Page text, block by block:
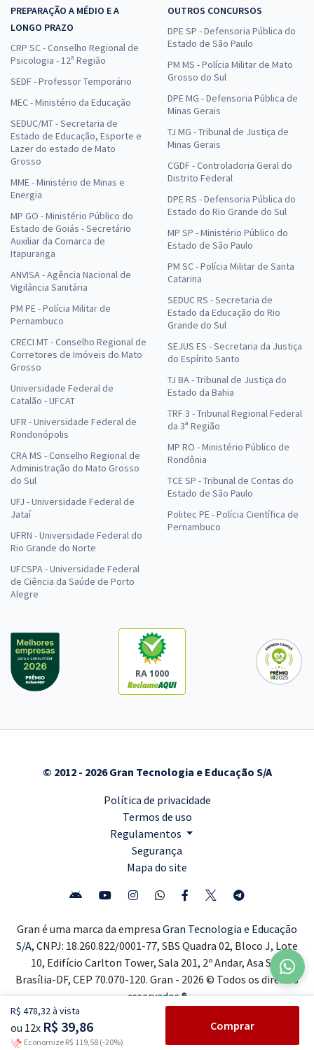
R$ 478,32 à vista
ou 12x R$ 39,86
Economize R$ 119,58 (-20%)
Comprar
PREPARAÇÃO A MÉDIO E A
LONGO PRAZO
CRP SC - Conselho Regional de
Psicologia - 12ª Região
SEDF - Professor Temporário
MEC - Ministério da Educação
SEDUC/MT - Secretaria de
Estado de Educação, Esporte e
Lazer do estado de Mato
Grosso
MME - Ministério de Minas e
Energia
MP GO - Ministério Público do
Estado de Goiás - Secretário
Auxiliar da Comarca de
Itapuranga
ANVISA - Agência Nacional de
Vigilância Sanitária
PM PE - Polícia Militar de
Pernambuco
CRECI MT - Conselho Regional de
Corretores de Imóveis do Mato
Grosso
Universidade Federal de
Catalão - UFCAT
UFR - Universidade Federal de
Rondonópolis
CRA MS - Conselho Regional de
Administração do Mato Grosso
do Sul
UFJ - Universidade Federal de
Jataí
UFRN - Universidade Federal do
Rio Grande do Norte
UFCSPA - Universidade Federal
de Ciência da Saúde de Porto
Alegre
OUTROS CONCURSOS
DPE SP - Defensoria Pública do
Estado de São Paulo
PM MS - Polícia Militar de Mato
Grosso do Sul
DPE MG - Defensoria Pública de
Minas Gerais
TJ MG - Tribunal de Justiça de
Minas Gerais
CGDF - Controladoria Geral do
Distrito Federal
DPE RS - Defensoria Pública do
Estado do Rio Grande do Sul
MP SP - Ministério Público do
Estado de São Paulo
PM SC - Polícia Militar de Santa
Catarina
SEDUC RS - Secretaria de
Estado da Educação do Rio
Grande do Sul
SEJUS ES - Secretaria da Justiça
do Espírito Santo
TJ BA - Tribunal de Justiça do
Estado da Bahia
TRF 3 - Tribunal Regional Federal
da 3ª Região
MP RO - Ministério Público de
Rondônia
TCE SP - Tribunal de Contas do
Estado de São Paulo
Politec PE - Polícia Científica de
Pernambuco
RA 1000
© 2012 - 2026 Gran Tecnologia e Educação S/A
Política de privacidade
Termos de uso
Regulamentos
Segurança
Mapa do site
Gran é uma marca da empresa Gran Tecnologia e Educação
S/A, CNPJ: 18.260.822/0001-77, SBS Quadra 02, Bloco J, Lote
10, Edifício Carlton Tower, Sala 201, 2º Andar, Asa Sul,
Brasília-DF, CEP 70.070-120. Gran - 2026 © Todos os direitos
reservados ®